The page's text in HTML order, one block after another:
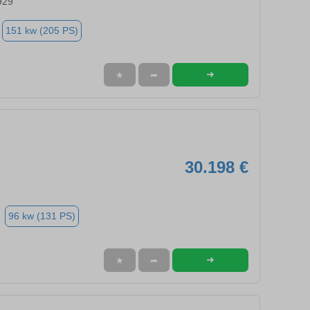
151 kw (205 PS)
★ ➦ ➜
30.198 €
96 kw (131 PS)
★ ➦ ➜